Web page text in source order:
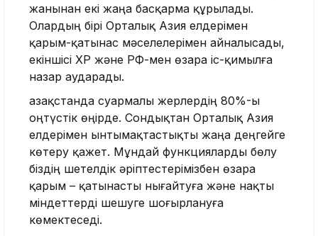
жанынан екі жаңа басқарма құрылады.
Олардың бірі Орталық Азия елдерімен
қарым-қатынас мәселелерімен айналысады,
екіншісі ҚХР және РФ-мен өзара іс-қимылға
назар аударады.
Қазақстанда суармалы жерлердің 80%-ы
оңтүстік өңірде. Сондықтан Орталық Азия
елдерімен ынтымақтастықты жаңа деңгейге
көтеру қажет. Мұндай функцияларды бөлу
біздің шетелдік әріптестерімізбен өзара
қарым – қатынасты нығайтуға және нақты
міндеттерді шешуге шоғырлануға
көмектеседі.